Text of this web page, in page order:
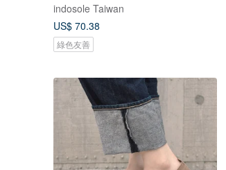
indosole Taiwan
US$ 70.38
綠色友善